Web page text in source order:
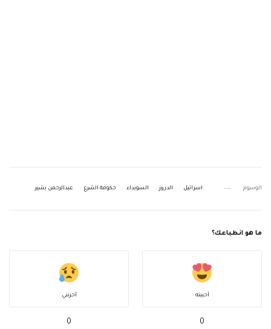
الوسوم اسرائيل الدروز السويداء حكومة الشرع عبدالرحمن بشير
ما هو انطباعك؟
أحببته
0
أحزنني
0